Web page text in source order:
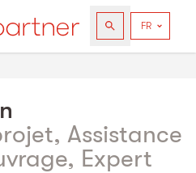
Assistance
Expert